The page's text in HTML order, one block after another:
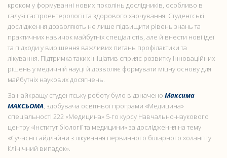
кроком у формуванні нових поколінь дослідників, особливо в
галузі гастроентерології та здорового харчування. Студентські
дослідження дозволяють не лише підвищити рівень знань та
практичних навичок майбутніх спеціалістів, але й внести нові ідеї
та підходи у вирішення важливих питань профілактики та
лікування. Підтримка таких ініціатив сприяє розвитку інноваційних
рішень у медичній науці й дозволяє формувати міцну основу для
майбутніх наукових досягнень.
За найкращу студентську роботу було відзначено Максима
МАКСЬОМА, здобувача освітньої програми «Медицина»
спеціальності 222 «Медицина» 5-го курсу Навчально-наукового
центру «Інститут біології та медицини» за дослідження на тему
«Сучасні гайдлайни з лікування первинного біліарного холангіту.
Клінічний випадок».